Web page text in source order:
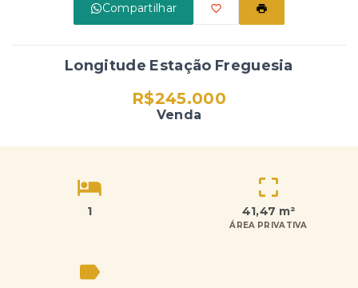
Compartilhar
Longitude Estação Freguesia
R$245.000
Venda
1 41,47 m²
ÁREA PRIVATIVA